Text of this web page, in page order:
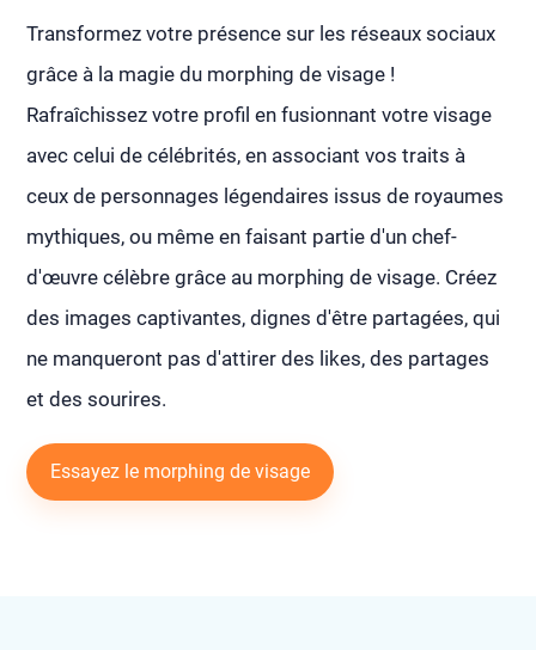
Transformez votre présence sur les réseaux sociaux
grâce à la magie du morphing de visage !
Rafraîchissez votre profil en fusionnant votre visage
avec celui de célébrités, en associant vos traits à
ceux de personnages légendaires issus de royaumes
mythiques, ou même en faisant partie d'un chef-
d'œuvre célèbre grâce au morphing de visage. Créez
des images captivantes, dignes d'être partagées, qui
ne manqueront pas d'attirer des likes, des partages
et des sourires.
Essayez le morphing de visage